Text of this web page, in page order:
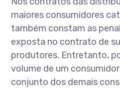
maiores consumidores
também constam as
exposta no contrato de
produtores. Entretanto,
volume de um
conjunto dos demais